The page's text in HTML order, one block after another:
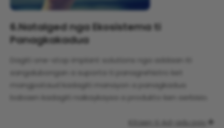
6.Natalged nga Ekosistema ti
Panagkakadua
mangpataud kadagiti manayon a panagkadua
babaen kadagiti naikaykaysa a produkto ken serbisio.
Kitaen ti Ad-adu pay